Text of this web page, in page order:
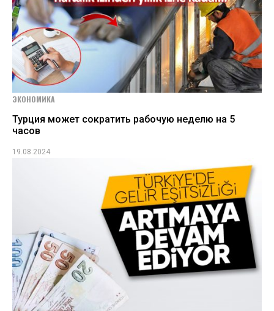
ЭКОНОМИКА
Турция может сократить рабочую неделю на 5
часов
19.08.2024